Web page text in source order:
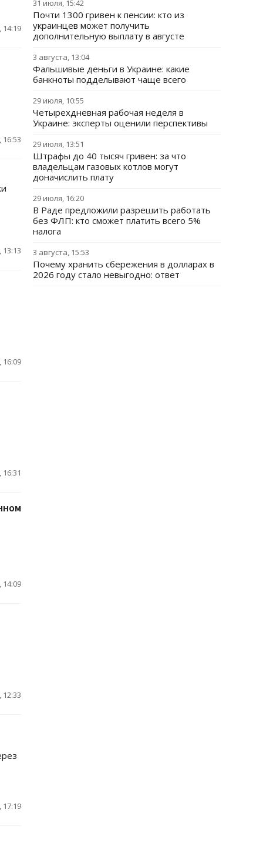
14:19
13:13
16:09
14:09
12:33
17:19
31 июля, 15:42
Почти 1300 гривен к пенсии: кто из
украинцев может получить
дополнительную выплату в августе
3 августа, 13:04
Фальшивые деньги в Украине: какие
банкноты подделывают чаще всего
29 июля, 10:55
Четырехдневная рабочая неделя в
Украине: эксперты оценили перспективы
29 июля, 13:51
Штрафы до 40 тысяч гривен: за что
владельцам газовых котлов могут
доначислить плату
29 июля, 16:20
В Раде предложили разрешить работать
без ФЛП: кто сможет платить всего 5%
налога
3 августа, 15:53
Почему хранить сбережения в долларах в
2026 году стало невыгодно: ответ